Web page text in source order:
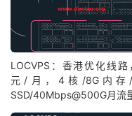
LOCVPS：香港优化线路
元/月，4核/8G内存/
SSD/40Mbps@500G月流